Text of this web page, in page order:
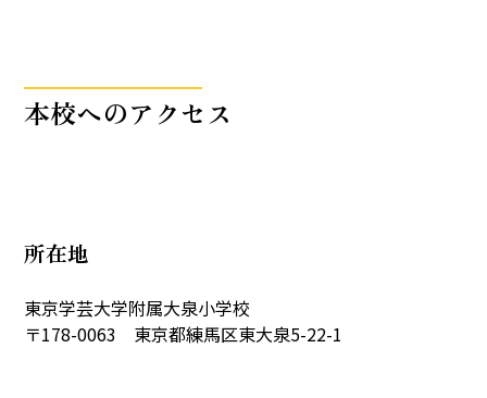
School Policy
大泉の教育
探究プログラム
特色ある教育活動
本校へのアクセス
所在地
東京学芸大学附属大泉小学校
〒178-0063 東京都練馬区東大泉5-22-1